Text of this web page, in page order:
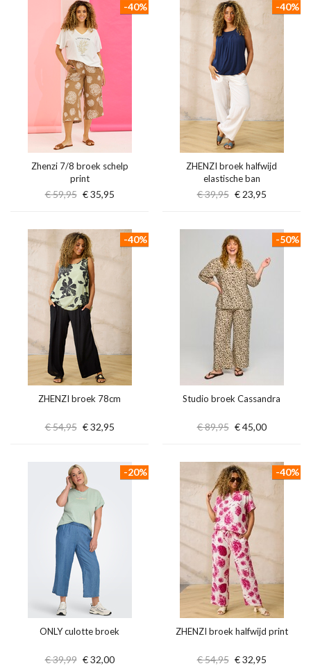
Zhenzi 7/8 broek schelp
print
€ 59,95 € 35,95
-40%
ZHENZI broek halfwijd
elastische ban
€ 39,95 € 23,95
-40%
ZHENZI broek 78cm
€ 54,95 € 32,95
-40%
Studio broek Cassandra
€ 89,95 € 45,00
-50%
ONLY culotte broek
€ 39,99 € 32,00
-20%
ZHENZI broek halfwijd print
€ 54,95 € 32,95
-40%